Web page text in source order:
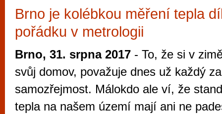
Brno je kolébkou měření tepla
pořádku v metrologii
Brno, 31. srpna 2017 - To, že si v
svůj domov, považuje dnes už každý
samozřejmost. Málokdo ale ví, že
tepla na našem území mají ani ne
Průvodce
Brně: Od
Brno je
zajímavé
restaurace,
Mimo jiné je ale také místem, kde si